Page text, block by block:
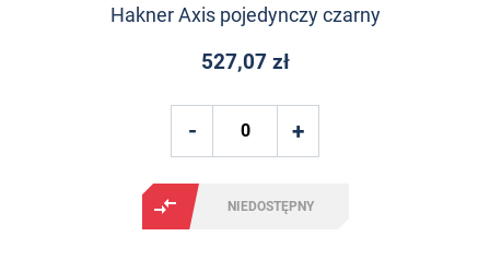
Hakner Axis pojedynczy czarny
527,07 zł
NIEDOSTĘPNY